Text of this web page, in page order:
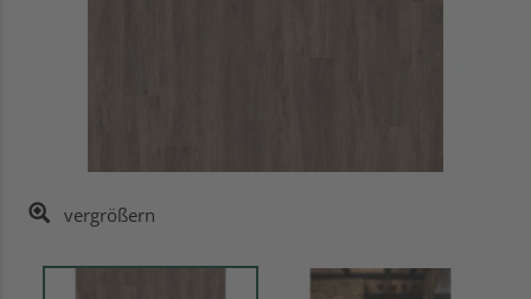
vergrößern